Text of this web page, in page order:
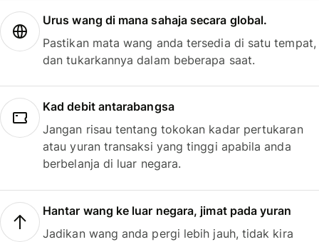
Urus wang di mana sahaja secara global.
Pastikan mata wang anda tersedia di satu tempat,
dan tukarkannya dalam beberapa saat.
Kad debit antarabangsa
Jangan risau tentang tokokan kadar pertukaran
atau yuran transaksi yang tinggi apabila anda
berbelanja di luar negara.
Hantar wang ke luar negara, jimat pada yuran
Jadikan wang anda pergi lebih jauh, tidak kira